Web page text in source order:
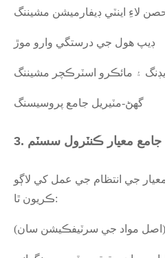
لاءِ اينٽي ڊيفارميشن مشيننگ
ڊيپ هول جي درستگي وارو موڙ
۽ مائڪرو اسٽرڪچر مشيننگ
گھڻ-مٽيريل جامع پروسيسنگ
3. جامع معيار ڪنٽرول سسٽم
جي انتظام جي عمل کي لاڳو
ڪريون ٿا:
(اصل مواد جي سرٽيفڪيشن سان)